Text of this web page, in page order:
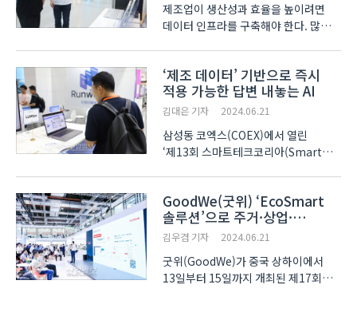
제조업이 생산성과 효율을 높이려면
데이터 인프라를 구축해야 한다. 많은
소규모 데이터 인프라로 시작해 효과를
검증할 수 있는 솔루션이 나왔다.
설비데이터 플랫폼..
‘제조 데이터’ 기반으로 즉시
적용 가능한 답변 내놓는 AI
김대은 기자 2024.06.21
삼성동 코엑스(COEX)에서 열린
‘제13회 스마트테크코리아(Smart
model 거대 언어 모델)이 등장했다.
ChatGPT로 대표되는 LLM은 사람의
언어(자연어)를 이해하고 생성하는
AI(인공지능)..
GoodWe(굿위) ‘EcoSmart
솔루션’으로 주거·상업·
유틸리티 분야 통합 운영
김우겸 기자 2024.06.21
굿위(GoodWe)가 중국 상하이에서
13일부터 15일까지 개최된 제17회